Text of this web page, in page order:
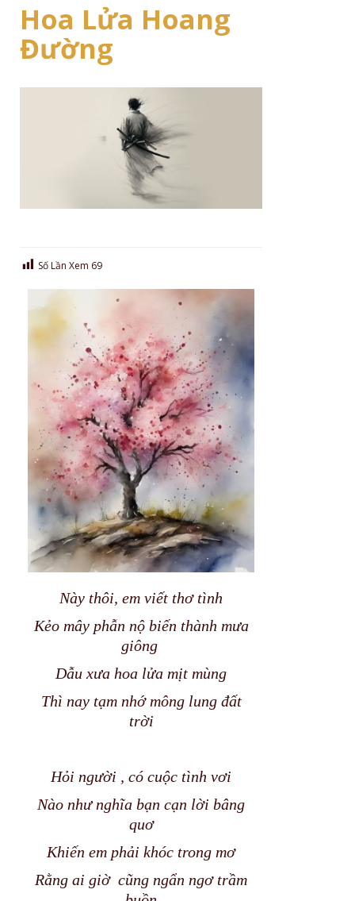
Hoa Lửa Hoang
Đường
Số Lần Xem 69
Này thôi, em viết thơ tình
Kẻo mây phẫn nộ biến thành mưa
giông
Dẫu xưa hoa lửa mịt mùng
Thì nay tạm nhớ mông lung đất
trời
Hỏi người , có cuộc tình vơi
Nào như nghĩa bạn cạn lời bâng
quơ
Khiến em phải khóc trong mơ
Rằng ai giờ cũng ngẩn ngơ trầm